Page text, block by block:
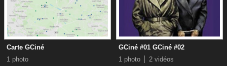
Carte GCiné
1 photo
GCiné #01 GCiné #02
1 photo
2 vidéos